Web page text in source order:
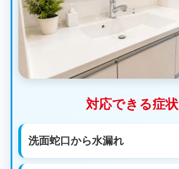
対応できる症状
洗面蛇口から水漏れ